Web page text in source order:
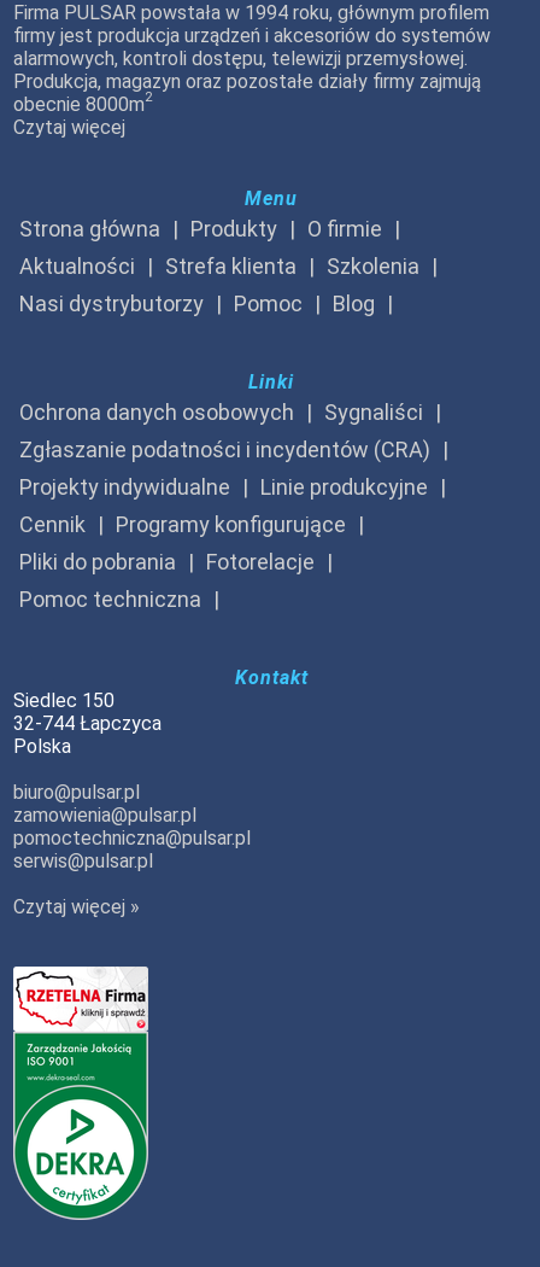
Firma PULSAR powstała w 1994 roku, głównym profilem
firmy jest produkcja urządzeń i akcesoriów do systemów
alarmowych, kontroli dostępu, telewizji przemysłowej.
Produkcja, magazyn oraz pozostałe działy firmy zajmują
obecnie 8000m2
Czytaj więcej
Menu
Strona główna Produkty
O firmie
Aktualności
Strefa klienta
Szkolenia
Nasi dystrybutorzy
Pomoc Blog
Linki
Ochrona danych osobowych
Sygnaliści
Zgłaszanie podatności i incydentów (CRA)
Projekty indywidualne
Linie produkcyjne
Cennik
Programy konfigurujące
Pliki do pobrania
Fotorelacje
Pomoc techniczna
Kontakt
Siedlec 150
32-744 Łapczyca
Polska
biuro@pulsar.pl
zamowienia@pulsar.pl
pomoctechniczna@pulsar.pl
serwis@pulsar.pl
Czytaj więcej »